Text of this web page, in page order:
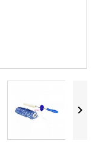
